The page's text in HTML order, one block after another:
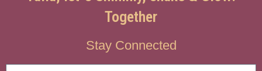
Together
Stay Connected